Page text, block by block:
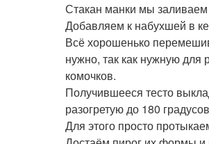
Стакан манки мы
Добавляем к набухшей в
Всё хорошенько
нужно, так как нужную
комочков.
Получившееся тесто
разогретую до 180
Для этого просто